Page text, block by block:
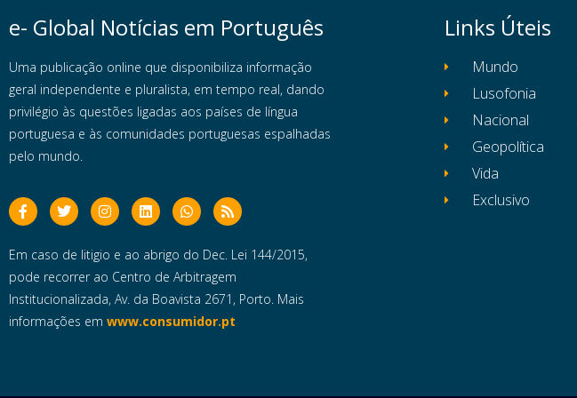
e- Global Notícias em Português
Uma publicação online que disponibiliza informação
geral independente e pluralista, em tempo real, dando
privilégio às questões ligadas aos países de língua
portuguesa e às comunidades portuguesas espalhadas
pelo mundo.
Em caso de litigio e ao abrigo do Dec. Lei 144/2015,
pode recorrer ao Centro de Arbitragem
Institucionalizada, Av. da Boavista 2671, Porto. Mais
informações em www.consumidor.pt
Links Úteis
Mundo
Lusofonia
Nacional
Geopolítica
Vida
Exclusivo